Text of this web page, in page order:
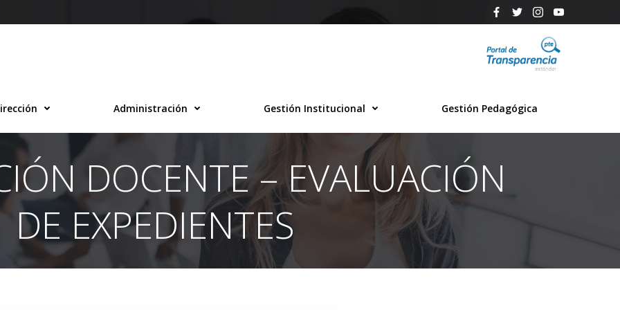
Administración Gestión Institucional Gestión Pedagógica
DOCENTE – EVALUACIÓN
DE EXPEDIENTES